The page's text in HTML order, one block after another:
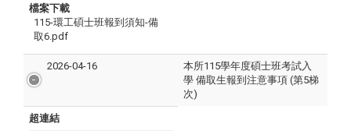
檔案下載
115-環工碩士班報到須知-備
取6.pdf
2026-04-16
本所115學年度碩士班考試入
學 備取生報到注意事項 (第5梯
次)
超連結